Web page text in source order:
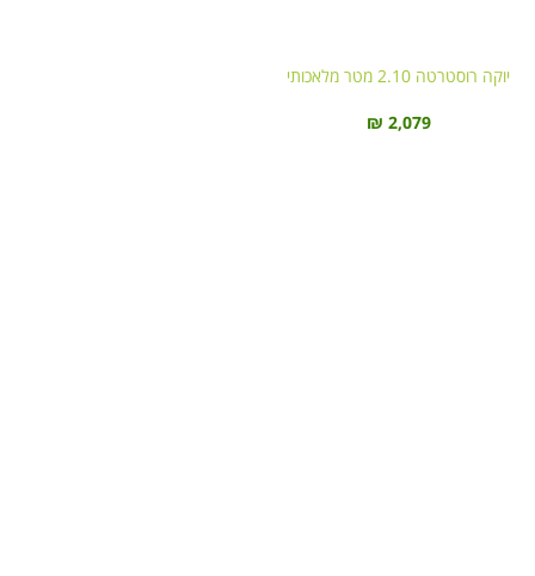
יוקה רוסטרטה 2.10 מטר מלאכותי
₪ 2,079